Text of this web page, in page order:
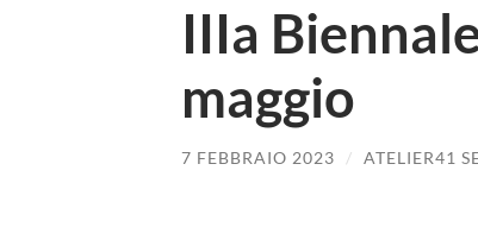
IIIa
maggio
7 FEBBRAIO 2023 / ATELIER41